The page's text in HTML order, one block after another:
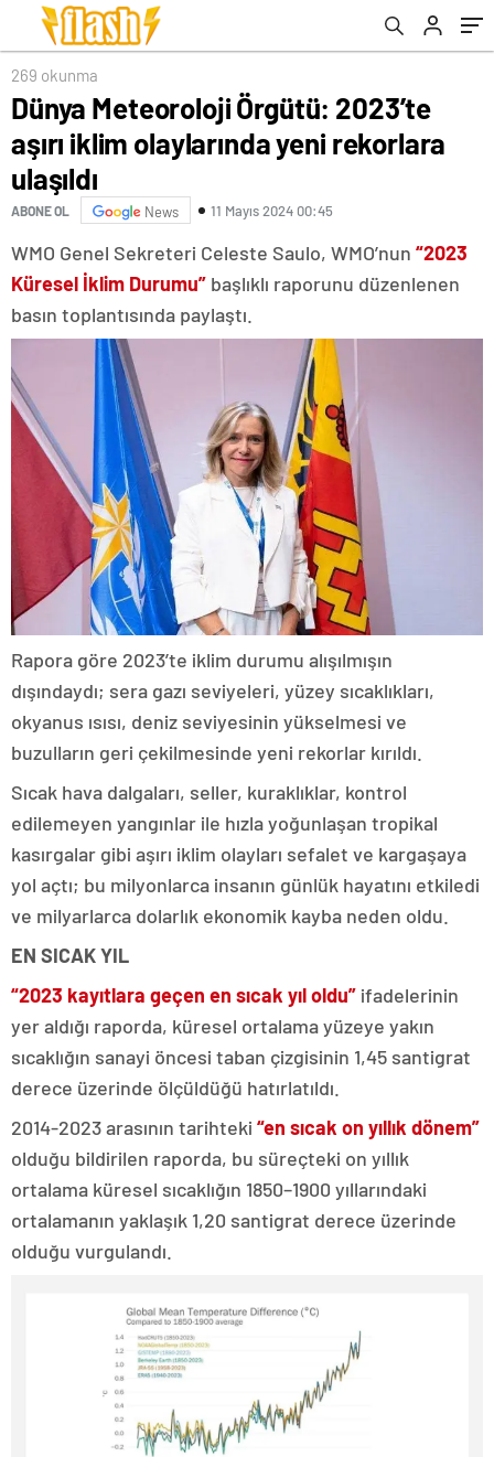
269 okunma
Dünya Meteoroloji Örgütü: 2023’te
aşırı iklim olaylarında yeni rekorlara
ulaşıldı
ABONE OL News 11 Mayıs 2024 00:45
WMO Genel Sekreteri Celeste Saulo, WMO’nun “2023
Küresel İklim Durumu” başlıklı raporunu düzenlenen
basın toplantısında paylaştı.
Rapora göre 2023’te iklim durumu alışılmışın
dışındaydı; sera gazı seviyeleri, yüzey sıcaklıkları,
okyanus ısısı, deniz seviyesinin yükselmesi ve
buzulların geri çekilmesinde yeni rekorlar kırıldı.
Sıcak hava dalgaları, seller, kuraklıklar, kontrol
edilemeyen yangınlar ile hızla yoğunlaşan tropikal
kasırgalar gibi aşırı iklim olayları sefalet ve kargaşaya
yol açtı; bu milyonlarca insanın günlük hayatını etkiledi
ve milyarlarca dolarlık ekonomik kayba neden oldu.
EN SICAK YIL
“2023 kayıtlara geçen en sıcak yıl oldu” ifadelerinin
yer aldığı raporda, küresel ortalama yüzeye yakın
sıcaklığın sanayi öncesi taban çizgisinin 1,45 santigrat
derece üzerinde ölçüldüğü hatırlatıldı.
2014-2023 arasının tarihteki “en sıcak on yıllık dönem”
olduğu bildirilen raporda, bu süreçteki on yıllık
ortalama küresel sıcaklığın 1850–1900 yıllarındaki
ortalamanın yaklaşık 1,20 santigrat derece üzerinde
olduğu vurgulandı.